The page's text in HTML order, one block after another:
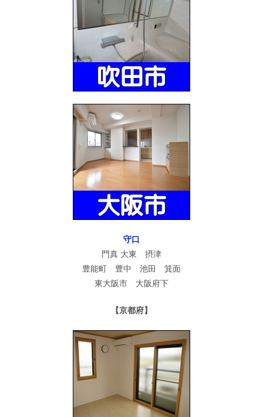
守口
門真 大東 摂津
豊能町 豊中 池田 箕面
東大阪市 大阪府下
【京都府】